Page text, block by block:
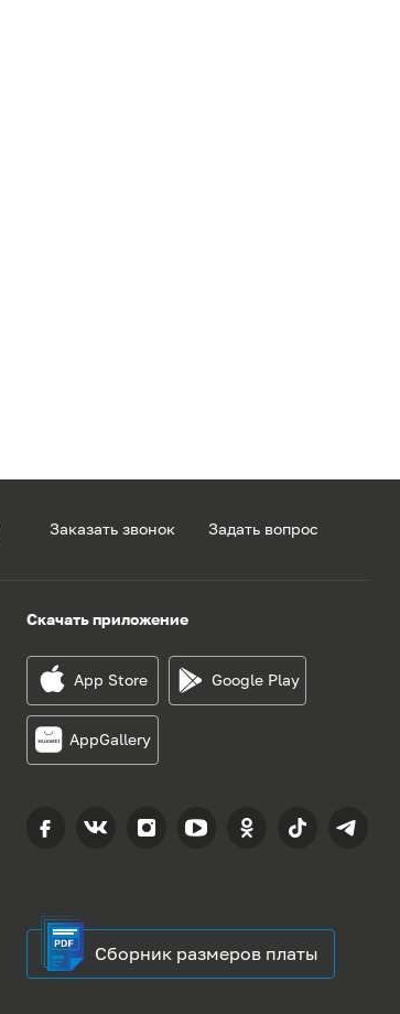
Заказать звонок Задать вопрос
Скачать приложение
App Store Google Play
AppGallery
Сборник размеров платы